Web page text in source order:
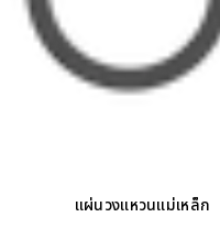
แผ่นวงแหวนแม่เหล็ก